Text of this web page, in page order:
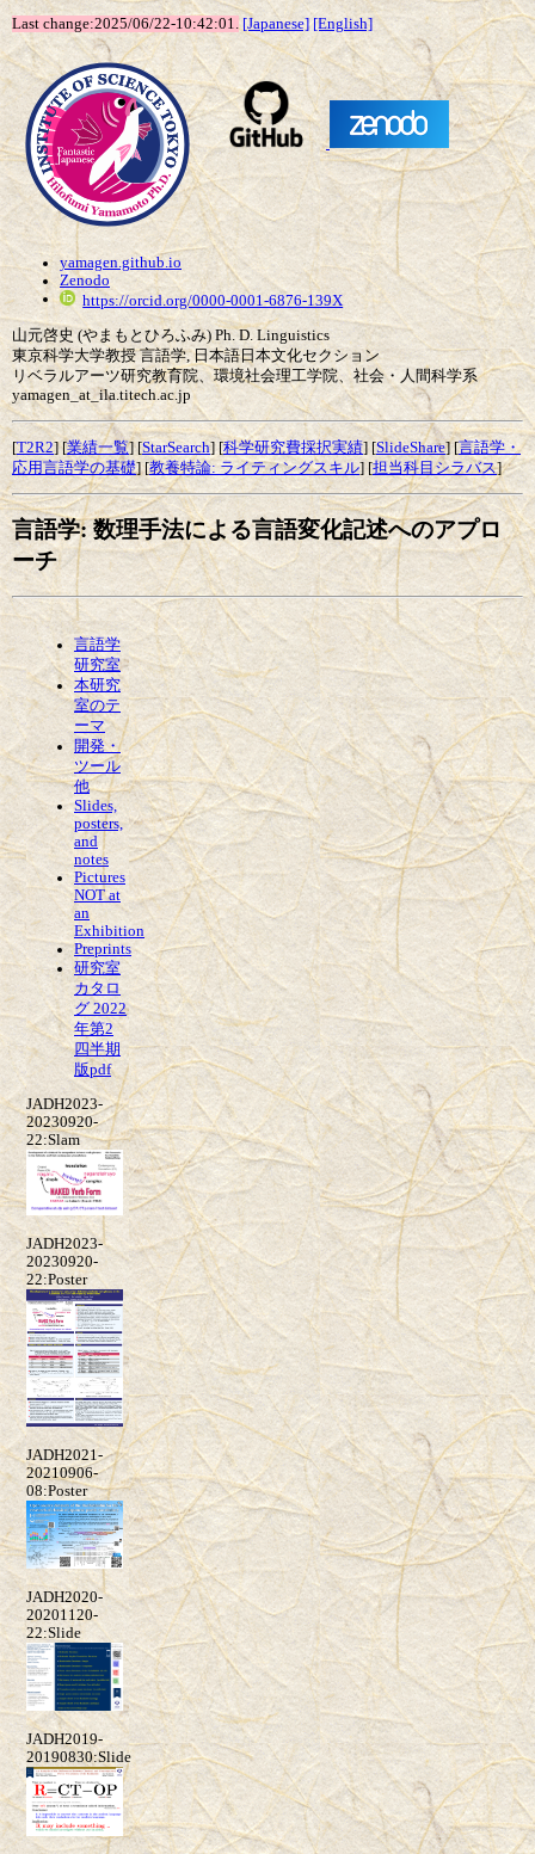
Last change:2025/06/22-10:42:01. [Japanese] [English]
yamagen.github.io
Zenodo
https://orcid.org/0000-0001-6876-139X
山元啓史 (やまもとひろふみ) Ph. D. Linguistics
東京科学大学教授 言語学, 日本語日本文化セクション
リベラルアーツ研究教育院、環境社会理工学院、社会・人間科学系
yamagen_at_ila.titech.ac.jp
[T2R2] [業績一覧] [StarSearch] [科学研究費採択実績] [SlideShare] [言語学・
応用言語学の基礎] [教養特論: ライティングスキル] [担当科目シラバス]
言語学: 数理手法による言語変化記述へのアプロ
ーチ
言語学
研究室
本研究
室のテ
ーマ
開発・
ツール
他
Slides,
posters,
and
notes
Pictures
NOT at
an
Exhibition
Preprints
研究室
カタロ
グ 2022
年第2
四半期
版pdf
JADH2023-
20230920-
22:Slam
JADH2023-
20230920-
22:Poster
JADH2021-
20210906-
08:Poster
JADH2020-
20201120-
22:Slide
JADH2019-
20190830:Slide